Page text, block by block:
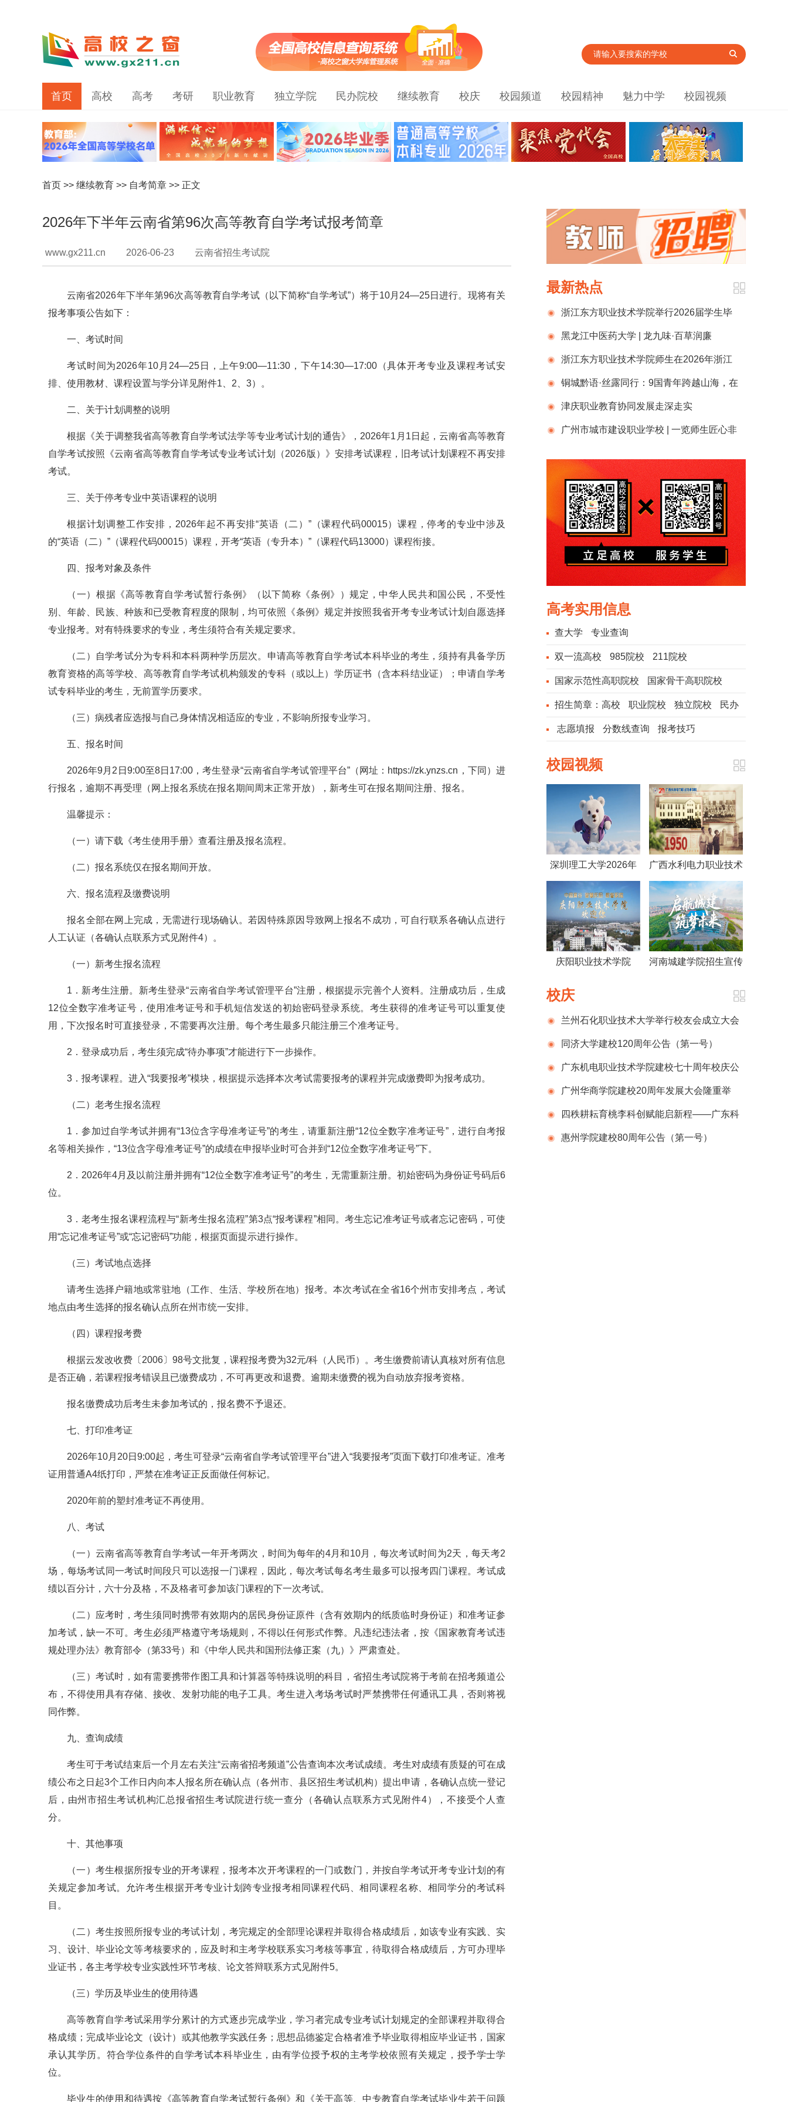
首页 高校 高考 考研 职业教育 独立学院 民办院校 继续教育 校庆 校园频道 校园精神 魅力中学 校园视频
首页 >> 继续教育 >> 自考简章 >> 正文
2026年下半年云南省第96次高等教育自学考试报考简章
www.gx211.cn 2026-06-23 云南省招生考试院
云南省2026年下半年第96次高等教育自学考试（以下简称“自学考试”）将于10月24—25日进行。现将有关
报考事项公告如下：
一、考试时间
考试时间为2026年10月24—25日，上午9:00—11:30，下午14:30—17:00（具体开考专业及课程考试安
排、使用教材、课程设置与学分详见附件1、2、3）。
二、关于计划调整的说明
根据《关于调整我省高等教育自学考试法学等专业考试计划的通告》，2026年1月1日起，云南省高等教育
自学考试按照《云南省高等教育自学考试专业考试计划（2026版）》安排考试课程，旧考试计划课程不再安排
考试。
三、关于停考专业中英语课程的说明
根据计划调整工作安排，2026年起不再安排“英语（二）”（课程代码00015）课程，停考的专业中涉及
的“英语（二）”（课程代码00015）课程，开考“英语（专升本）”（课程代码13000）课程衔接。
四、报考对象及条件
（一）根据《高等教育自学考试暂行条例》（以下简称《条例》）规定，中华人民共和国公民，不受性
别、年龄、民族、种族和已受教育程度的限制，均可依照《条例》规定并按照我省开考专业考试计划自愿选择
专业报考。对有特殊要求的专业，考生须符合有关规定要求。
（二）自学考试分为专科和本科两种学历层次。申请高等教育自学考试本科毕业的考生，须持有具备学历
教育资格的高等学校、高等教育自学考试机构颁发的专科（或以上）学历证书（含本科结业证）；申请自学考
试专科毕业的考生，无前置学历要求。
（三）病残者应选报与自己身体情况相适应的专业，不影响所报专业学习。
五、报名时间
2026年9月2日9:00至8日17:00，考生登录“云南省自学考试管理平台”（网址：https://zk.ynzs.cn，下同）进
行报名，逾期不再受理（网上报名系统在报名期间周末正常开放），新考生可在报名期间注册、报名。
温馨提示：
（一）请下载《考生使用手册》查看注册及报名流程。
（二）报名系统仅在报名期间开放。
六、报名流程及缴费说明
报名全部在网上完成，无需进行现场确认。若因特殊原因导致网上报名不成功，可自行联系各确认点进行
人工认证（各确认点联系方式见附件4）。
（一）新考生报名流程
1．新考生注册。新考生登录“云南省自学考试管理平台”注册，根据提示完善个人资料。注册成功后，生成
12位全数字准考证号，使用准考证号和手机短信发送的初始密码登录系统。考生获得的准考证号可以重复使
用，下次报名时可直接登录，不需要再次注册。每个考生最多只能注册三个准考证号。
2．登录成功后，考生须完成“待办事项”才能进行下一步操作。
3．报考课程。进入“我要报考”模块，根据提示选择本次考试需要报考的课程并完成缴费即为报考成功。
（二）老考生报名流程
1．参加过自学考试并拥有“13位含字母准考证号”的考生，请重新注册“12位全数字准考证号”，进行自考报
名等相关操作，“13位含字母准考证号”的成绩在申报毕业时可合并到“12位全数字准考证号”下。
2．2026年4月及以前注册并拥有“12位全数字准考证号”的考生，无需重新注册。初始密码为身份证号码后6
位。
3．老考生报名课程流程与“新考生报名流程”第3点“报考课程”相同。考生忘记准考证号或者忘记密码，可使
用“忘记准考证号”或“忘记密码”功能，根据页面提示进行操作。
（三）考试地点选择
请考生选择户籍地或常驻地（工作、生活、学校所在地）报考。本次考试在全省16个州市安排考点，考试
地点由考生选择的报名确认点所在州市统一安排。
（四）课程报考费
根据云发改收费〔2006〕98号文批复，课程报考费为32元/科（人民币）。考生缴费前请认真核对所有信息
是否正确，若课程报考错误且已缴费成功，不可再更改和退费。逾期未缴费的视为自动放弃报考资格。
报名缴费成功后考生未参加考试的，报名费不予退还。
七、打印准考证
2026年10月20日9:00起，考生可登录“云南省自学考试管理平台”进入“我要报考”页面下载打印准考证。准考
证用普通A4纸打印，严禁在准考证正反面做任何标记。
2020年前的塑封准考证不再使用。
八、考试
（一）云南省高等教育自学考试一年开考两次，时间为每年的4月和10月，每次考试时间为2天，每天考2
场，每场考试同一考试时间段只可以选报一门课程，因此，每次考试每名考生最多可以报考四门课程。考试成
绩以百分计，六十分及格，不及格者可参加该门课程的下一次考试。
（二）应考时，考生须同时携带有效期内的居民身份证原件（含有效期内的纸质临时身份证）和准考证参
加考试，缺一不可。考生必须严格遵守考场规则，不得以任何形式作弊。凡违纪违法者，按《国家教育考试违
规处理办法》教育部令（第33号）和《中华人民共和国刑法修正案（九）》严肃查处。
（三）考试时，如有需要携带作图工具和计算器等特殊说明的科目，省招生考试院将于考前在招考频道公
布，不得使用具有存储、接收、发射功能的电子工具。考生进入考场考试时严禁携带任何通讯工具，否则将视
同作弊。
九、查询成绩
考生可于考试结束后一个月左右关注“云南省招考频道”公告查询本次考试成绩。考生对成绩有质疑的可在成
绩公布之日起3个工作日内向本人报名所在确认点（各州市、县区招生考试机构）提出申请，各确认点统一登记
后，由州市招生考试机构汇总报省招生考试院进行统一查分（各确认点联系方式见附件4），不接受个人查
分。
十、其他事项
（一）考生根据所报专业的开考课程，报考本次开考课程的一门或数门，并按自学考试开考专业计划的有
关规定参加考试。允许考生根据开考专业计划跨专业报考相同课程代码、相同课程名称、相同学分的考试科
目。
（二）考生按照所报专业的考试计划，考完规定的全部理论课程并取得合格成绩后，如该专业有实践、实
习、设计、毕业论文等考核要求的，应及时和主考学校联系实习考核等事宜，待取得合格成绩后，方可办理毕
业证书，各主考学校专业实践性环节考核、论文答辩联系方式见附件5。
（三）学历及毕业生的使用待遇
高等教育自学考试采用学分累计的方式逐步完成学业，学习者完成专业考试计划规定的全部课程并取得合
格成绩；完成毕业论文（设计）或其他教学实践任务；思想品德鉴定合格者准予毕业取得相应毕业证书，国家
承认其学历。符合学位条件的自学考试本科毕业生，由有学位授予权的主考学校依照有关规定，授予学士学
位。
毕业生的使用和待遇按《高等教育自学考试暂行条例》和《关于高等、中专教育自学考试毕业生若干问题
最新热点
浙江东方职业技术学院举行2026届学生毕
业典礼黑龙江中医药大学 | 龙九味·百草润廉
浙江东方职业技术学院师生在2026年浙江
省高校思政微课大赛中荣获佳绩！
铜城黔语·丝露同行：9国青年跨越山海，在
贵州完成一场文明的双向奔赴
津庆职业教育协同发展走深走实
广州市城市建设职业学校 | 一览师生匠心非
高考实用信息
查大学 专业查询
双一流高校 985院校 211院校
国家示范性高职院校 国家骨干高职院校
招生简章： 高校 职业院校 独立院校 民办
院校志愿填报 分数线查询 报考技巧
校园视频
深圳理工大学2026年
招生宣传片《这个大
学，往大了学》
广西水利电力职业技术
学院视频《70年，70
人》
庆阳职业技术学院 河南城建学院招生宣传
校庆
兰州石化职业技术大学举行校友会成立大会
暨建校70周年系列活动发布仪式
同济大学建校120周年公告（第一号）
广东机电职业技术学院建校七十周年校庆公
告（第一号）
广州华商学院建校20周年发展大会隆重举
行 四秩耕耘育桃李科创赋能启新程——广东科
学技术职业学院（广东省科技干部学院）举办
惠州学院建校80周年公告（第一号）